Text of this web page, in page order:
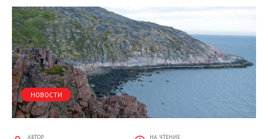
НОВОСТИ
АВТОР НА ЧТЕНИЕ